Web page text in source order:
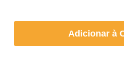
Adicionar à